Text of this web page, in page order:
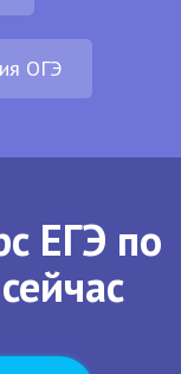
ОГЭ
ЕГЭ по